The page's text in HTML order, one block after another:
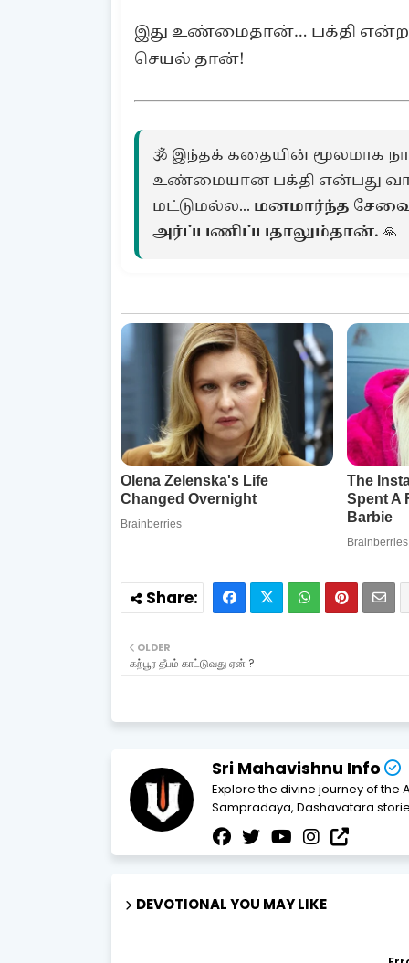
இது உண்மைதான்… பக்தி
செயல் தான்!
🕉️ இந்தக் கதையின் மூலமாக
உண்மையான பக்தி என்பது
மட்டுமல்ல... மனமார்ந்த
அர்ப்பணிப்பதாலும்தான். 🙏
OLDER
கற்பூர தீபம் காட்டுவது ஏன் ?
Sri Mahavishnu Info
Explore the divine journey of the
Sampradaya, Dashavatara
DEVOTIONAL YOU MAY LIKE